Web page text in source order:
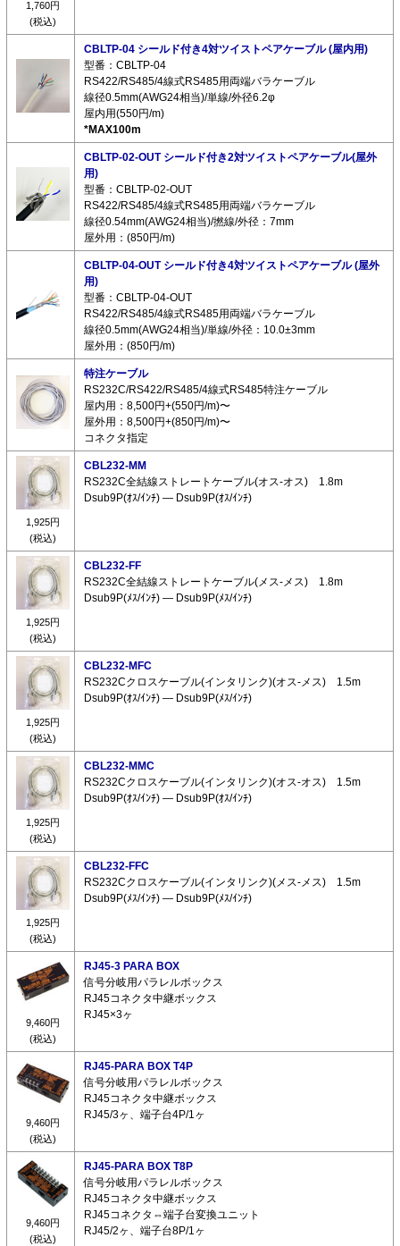
1,760円
(税込)
CBLTP-04 シールド付き4対ツイストペアケーブル (屋内用)
型番：CBLTP-04
RS422/RS485/4線式RS485用両端バラケーブル
線径0.5mm(AWG24相当)/単線/外径6.2φ
屋内用(550円/m)
*MAX100m
CBLTP-02-OUT シールド付き2対ツイストペアケーブル(屋外
用)
型番：CBLTP-02-OUT
RS422/RS485/4線式RS485用両端バラケーブル
線径0.54mm(AWG24相当)/撚線/外径：7mm
屋外用：(850円/m)
CBLTP-04-OUT シールド付き4対ツイストペアケーブル (屋外
用)
型番：CBLTP-04-OUT
RS422/RS485/4線式RS485用両端バラケーブル
線径0.5mm(AWG24相当)/単線/外径：10.0±3mm
屋外用：(850円/m)
特注ケーブル
RS232C/RS422/RS485/4線式RS485特注ケーブル
屋内用：8,500円+(550円/m)〜
屋外用：8,500円+(850円/m)〜
コネクタ指定
1,925円
(税込)
CBL232-MM
RS232C全結線ストレートケーブル(オス-オス) 1.8m
Dsub9P(ｵｽ/ｲﾝﾁ) ― Dsub9P(ｵｽ/ｲﾝﾁ)
1,925円
(税込)
CBL232-FF
RS232C全結線ストレートケーブル(メス-メス) 1.8m
Dsub9P(ﾒｽ/ｲﾝﾁ) ― Dsub9P(ﾒｽ/ｲﾝﾁ)
1,925円
(税込)
CBL232-MFC
RS232Cクロスケーブル(インタリンク)(オス-メス) 1.5m
Dsub9P(ｵｽ/ｲﾝﾁ) ― Dsub9P(ﾒｽ/ｲﾝﾁ)
1,925円
(税込)
CBL232-MMC
RS232Cクロスケーブル(インタリンク)(オス-オス) 1.5m
Dsub9P(ｵｽ/ｲﾝﾁ) ― Dsub9P(ｵｽ/ｲﾝﾁ)
1,925円
(税込)
CBL232-FFC
RS232Cクロスケーブル(インタリンク)(メス-メス) 1.5m
Dsub9P(ﾒｽ/ｲﾝﾁ) ― Dsub9P(ﾒｽ/ｲﾝﾁ)
9,460円
(税込)
RJ45-3 PARA BOX
信号分岐用パラレルボックス
RJ45コネクタ中継ボックス
RJ45×3ヶ
9,460円
(税込)
RJ45-PARA BOX T4P
信号分岐用パラレルボックス
RJ45コネクタ中継ボックス
RJ45/3ヶ、端子台4P/1ヶ
9,460円
(税込)
RJ45-PARA BOX T8P
信号分岐用パラレルボックス
RJ45コネクタ中継ボックス
RJ45コネクタ⇔端子台変換ユニット
RJ45/2ヶ、端子台8P/1ヶ